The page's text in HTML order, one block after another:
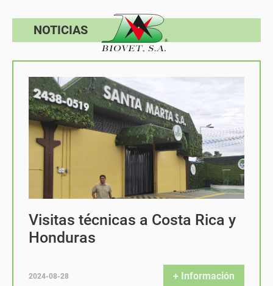
NOTICIAS
Visitas técnicas a Costa Rica y
Honduras
2024-08-28 + Información